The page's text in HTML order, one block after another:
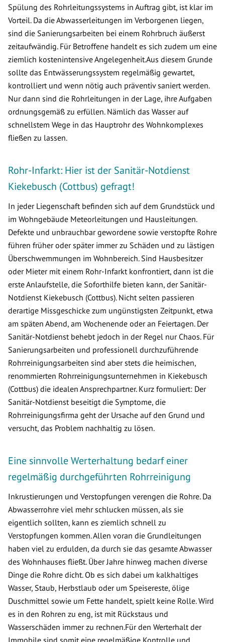
Spülung des Rohrleitungssystems in Auftrag gibt, ist klar im
Vorteil. Da die Abwasserleitungen im Verborgenen liegen,
sind die Sanierungsarbeiten bei einem Rohrbruch äußerst
zeitaufwändig. Für Betroffene handelt es sich zudem um eine
ziemlich kostenintensive Angelegenheit.Aus diesem Grunde
sollte das Entwässerungssystem regelmäßig gewartet,
kontrolliert und wenn nötig auch präventiv saniert werden.
Nur dann sind die Rohrleitungen in der Lage, ihre Aufgaben
ordnungsgemäß zu erfüllen. Nämlich das Wasser auf
schnellstem Wege in das Hauptrohr des Wohnkomplexes
fließen zu lassen.
Rohr-Infarkt: Hier ist der Sanitär-Notdienst
Kiekebusch (Cottbus) gefragt!
In jeder Liegenschaft befinden sich auf dem Grundstück und
im Wohngebäude Meteorleitungen und Hausleitungen.
Defekte und unbrauchbar gewordene sowie verstopfte Rohre
führen früher oder später immer zu Schäden und zu lästigen
Überschwemmungen im Wohnbereich. Sind Hausbesitzer
oder Mieter mit einem Rohr-Infarkt konfrontiert, dann ist die
erste Anlaufstelle, die Soforthilfe bieten kann, der Sanitär-
Notdienst Kiekebusch (Cottbus). Nicht selten passieren
derartige Missgeschicke zum ungünstigsten Zeitpunkt, etwa
am späten Abend, am Wochenende oder an Feiertagen. Der
Sanitär-Notdienst behebt jedoch in der Regel nur Chaos. Für
Sanierungsarbeiten und professionell durchzuführende
Rohrreinigungsarbeiten sind aber stets die heimischen,
renommierten Rohrreinigungsunternehmen in Kiekebusch
(Cottbus) die idealen Ansprechpartner. Kurz formuliert: Der
Sanitär-Notdienst beseitigt die Symptome, die
Rohrreinigungsfirma geht der Ursache auf den Grund und
versucht, das Problem nachhaltig zu lösen.
Eine sinnvolle Werterhaltung bedarf einer
regelmäßig durchgeführten Rohrreinigung
Inkrustierungen und Verstopfungen verengen die Rohre. Da
Abwasserrohre viel mehr schlucken müssen, als sie
eigentlich sollten, kann es ziemlich schnell zu
Verstopfungen kommen. Allen voran die Grundleitungen
haben viel zu erdulden, da durch sie das gesamte Abwasser
des Wohnhauses fließt. Über Jahre hinweg machen diverse
Dinge die Rohre dicht. Ob es sich dabei um kalkhaltiges
Wasser, Staub, Herbstlaub oder um Speisereste, ölige
Duschmittel sowie um Fette handelt, spielt keine Rolle. Wird
es in den Rohren zu eng, ist mit Rückstaus und
Wasserschäden immer zu rechnen.Für den Werterhalt der